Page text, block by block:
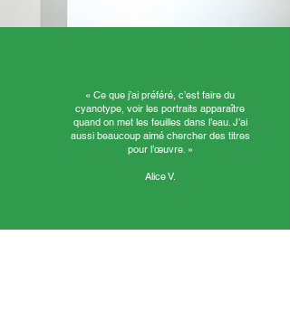
« Ce que j’ai préféré, c’est faire du
cyanotype, voir les portraits apparaître
quand on met les feuilles dans l’eau. J’ai
aussi beaucoup aimé chercher des titres
pour l’œuvre. »
Alice V.